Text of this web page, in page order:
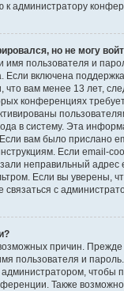
к администратору
но не могу
имя пользователя и
Если включена
что вам менее 13 лет,
конференциях
в систему. Эта
вам было прислано
Если email-
неправильный адрес
Если вы уверены,
связаться с
причин. Прежде
пользователя и
администратором, чтобы
Также